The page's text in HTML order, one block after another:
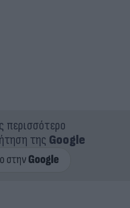
περισσότερο
της Google